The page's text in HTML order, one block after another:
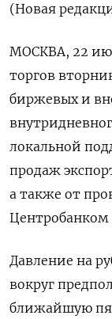
(Новая
МОСКВА, 22
торгов
биржевых и
локальной
продаж
а также от
Давление на
вокруг
ближайшую